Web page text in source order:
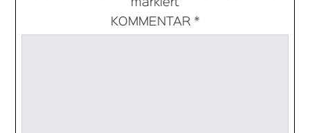
markiert
KOMMENTAR *